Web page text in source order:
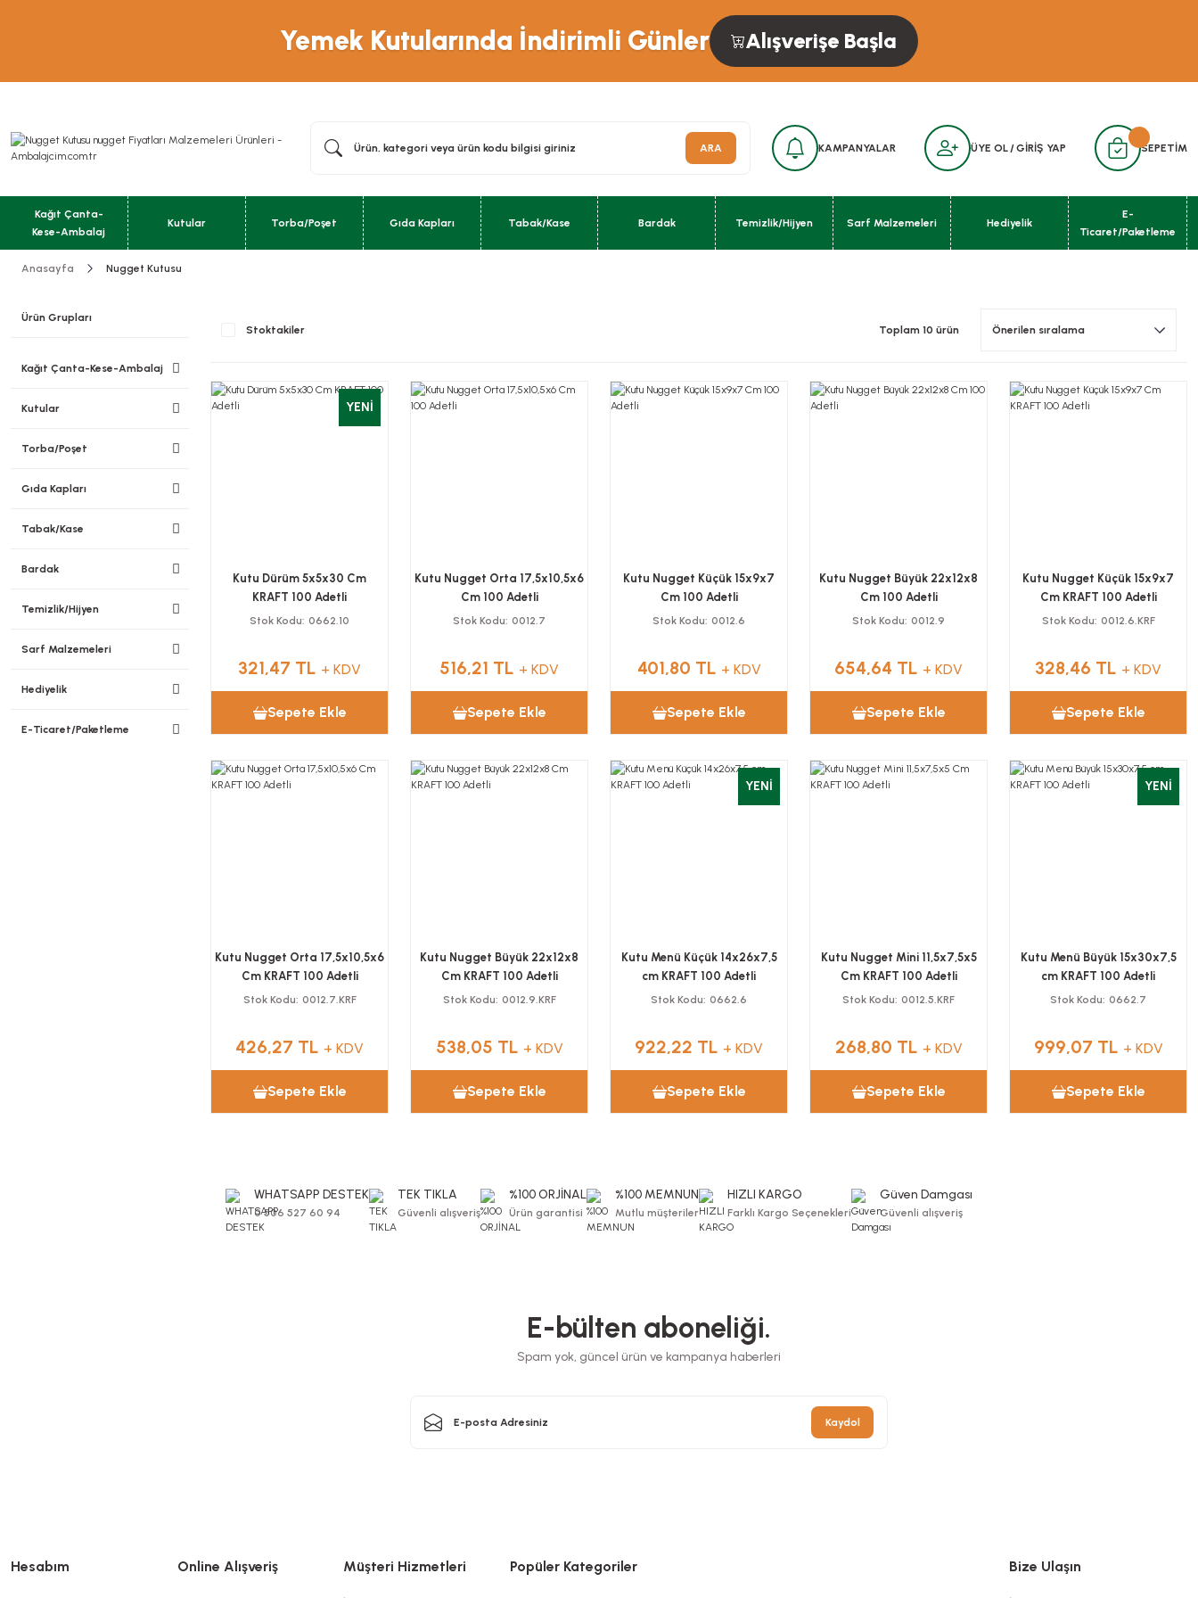
Yemek Kutularında İndirimli Günler Alışverişe Başla
ARA KAMPANYALAR ÜYE OL /GİRİŞ YAP SEPETİM
Kağıt Çanta-
Kese-Ambalaj
Kutular Torba/Poşet Gıda Kapları Tabak/Kase Bardak Temizlik/Hijyen Sarf Malzemeleri Hediyelik
E-
Ticaret/Paketleme
Anasayfa Nugget Kutusu
Ürün Grupları
Kağıt Çanta-Kese-Ambalaj
Kutular
Torba/Poşet
Gıda Kapları
Tabak/Kase
Bardak
Temizlik/Hijyen
Sarf Malzemeleri
Hediyelik
E-Ticaret/Paketleme
Stoktakiler Toplam 10 ürün
YENİ
Kutu Dürüm 5x5x30 Cm
KRAFT 100 Adetli
Stok Kodu 0662.10
321,47 TL + KDV
Sepete Ekle
Kutu Nugget Orta 17,5x10,5x6
Cm 100 Adetli
Stok Kodu 0012.7
516,21 TL + KDV
Sepete Ekle
Kutu Nugget Küçük 15x9x7
Cm 100 Adetli
Stok Kodu 0012.6
401,80 TL + KDV
Sepete Ekle
Kutu Nugget Büyük 22x12x8
Cm 100 Adetli
Stok Kodu 0012.9
654,64 TL + KDV
Sepete Ekle
Kutu Nugget Küçük 15x9x7
Cm KRAFT 100 Adetli
Stok Kodu 0012.6.KRF
328,46 TL + KDV
Sepete Ekle
Kutu Nugget Orta 17,5x10,5x6
Cm KRAFT 100 Adetli
Stok Kodu 0012.7.KRF
426,27 TL + KDV
Sepete Ekle
Kutu Nugget Büyük 22x12x8
Cm KRAFT 100 Adetli
Stok Kodu 0012.9.KRF
538,05 TL + KDV
Sepete Ekle
YENİ
Kutu Menü Küçük 14x26x7,5
cm KRAFT 100 Adetli
Stok Kodu 0662.6
922,22 TL + KDV
Sepete Ekle
Kutu Nugget Mini 11,5x7,5x5
Cm KRAFT 100 Adetli
Stok Kodu 0012.5.KRF
268,80 TL + KDV
Sepete Ekle
YENİ
Kutu Menü Büyük 15x30x7,5
cm KRAFT 100 Adetli
Stok Kodu 0662.7
999,07 TL + KDV
Sepete Ekle
WHATSAPP DESTEK
0 506 527 60 94
TEK TIKLA
Güvenli alışveriş
%100 ORJİNAL
Ürün garantisi
%100 MEMNUN
Mutlu müşteriler
HIZLI KARGO
Farklı Kargo Seçenekleri
Güven Damgası
Güvenli alışveriş
E-bülten aboneliği.
Spam yok, güncel ürün ve kampanya haberleri
Kaydol
Hesabım Online Alışveriş Müşteri Hizmetleri Popüler Kategoriler Bize Ulaşın